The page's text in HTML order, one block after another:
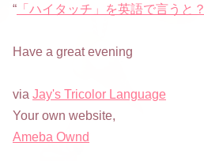
“ 「ハイタッチ」を英語で言うと？
Have a great evening
via Jay's Tricolor Language
Your own website,
Ameba Ownd